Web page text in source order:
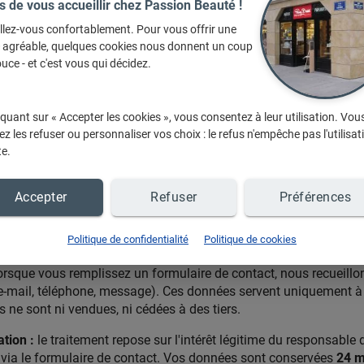
modification, adaptation, extraction, réutilisation ou
des contenus publiés sur le site, sans autorisation préalable
ou familial.
décrit la façon dont vos
sont
saint-maur-des-fosses/passionbeaute"
,
à la loi Informatique et Libertés.
Beauté, 7, place de la louvière 94100 Saint-Maur-des-
traitant
Axofi Communication.
vous remplissez un formulaire de contact, nous
téléphone, message). Ces données servent uniquement
ne sont ni vendues, ni cédées à des tiers.
: le traitement repose sur l'intérêt légitime du responsable
le formulaire de contact. Vos données sont conservées 24
de vous accueillir chez Passion Beauté !
vous confortablement. Pour vous offrir une
agréable, quelques cookies nous donnent un coup
- et c'est vous qui décidez.
sur « Accepter les cookies », vous consentez à leur utilisation.
les refuser ou personnaliser vos choix : le refus n'empêche pas
Accepter Refuser Préférences
Politique de confidentialité Politique de cookies